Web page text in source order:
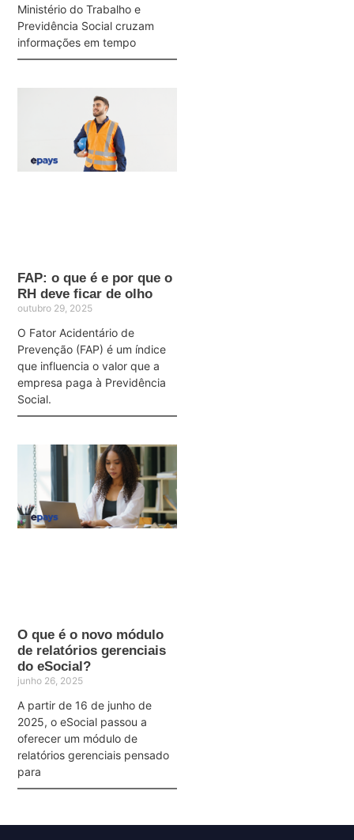
Ministério do Trabalho e
Previdência Social cruzam
informações em tempo
FAP: o que é e por que o
RH deve ficar de olho
outubro 29, 2025
O Fator Acidentário de
Prevenção (FAP) é um índice
que influencia o valor que a
empresa paga à Previdência
Social.
O que é o novo módulo
de relatórios gerenciais
do eSocial?
junho 26, 2025
A partir de 16 de junho de
2025, o eSocial passou a
oferecer um módulo de
relatórios gerenciais pensado
para